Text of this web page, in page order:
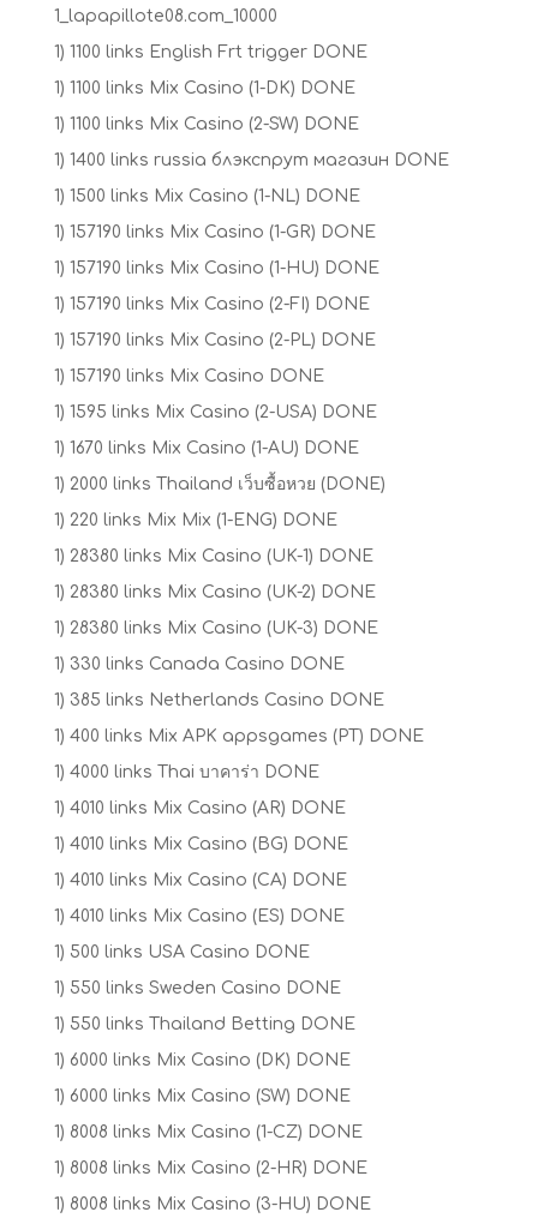
1_lapapillote08.com_10000
1) 1100 links English Frt trigger DONE
1) 1100 links Mix Casino (1-DK) DONE
1) 1100 links Mix Casino (2-SW) DONE
1) 1400 links russia блэкспрут магазин DONE
1) 1500 links Mix Casino (1-NL) DONE
1) 157190 links Mix Casino (1-GR) DONE
1) 157190 links Mix Casino (1-HU) DONE
1) 157190 links Mix Casino (2-FI) DONE
1) 157190 links Mix Casino (2-PL) DONE
1) 157190 links Mix Casino DONE
1) 1595 links Mix Casino (2-USA) DONE
1) 1670 links Mix Casino (1-AU) DONE
1) 2000 links Thailand เว็บซื้อหวย (DONE)
1) 220 links Mix Mix (1-ENG) DONE
1) 28380 links Mix Casino (UK-1) DONE
1) 28380 links Mix Casino (UK-2) DONE
1) 28380 links Mix Casino (UK-3) DONE
1) 330 links Canada Casino DONE
1) 385 links Netherlands Casino DONE
1) 400 links Mix APK appsgames (PT) DONE
1) 4000 links Thai บาคาร่า DONE
1) 4010 links Mix Casino (AR) DONE
1) 4010 links Mix Casino (BG) DONE
1) 4010 links Mix Casino (CA) DONE
1) 4010 links Mix Casino (ES) DONE
1) 500 links USA Casino DONE
1) 550 links Sweden Casino DONE
1) 550 links Thailand Betting DONE
1) 6000 links Mix Casino (DK) DONE
1) 6000 links Mix Casino (SW) DONE
1) 8008 links Mix Casino (1-CZ) DONE
1) 8008 links Mix Casino (2-HR) DONE
1) 8008 links Mix Casino (3-HU) DONE